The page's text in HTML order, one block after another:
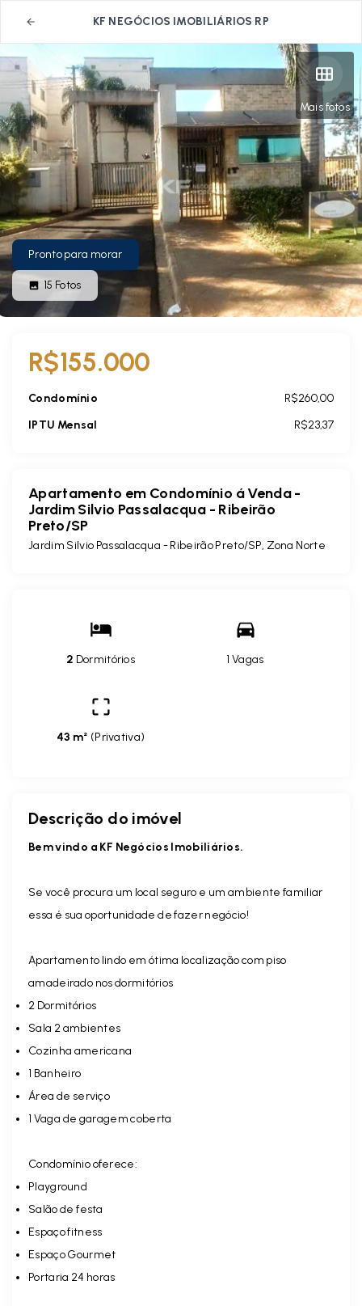
KF NEGÓCIOS IMOBILIÁRIOS RP
Mais fotos
Pronto para morar
15 Fotos
R$155.000
Condomínio
R$260,00
IPTU Mensal
R$23,37
Apartamento em Condomínio á Venda -
Jardim Silvio Passalacqua - Ribeirão
Preto/SP
Jardim Silvio Passalacqua - Ribeirão Preto/SP, Zona Norte
2 Dormitórios 1 Vagas
43 m² (Privativa)
Descrição do imóvel
Bem vindo a KF Negócios Imobiliários.
Se você procura um local seguro e um ambiente familiar
essa é sua oportunidade de fazer negócio!
Apartamento lindo em ótima localização com piso
amadeirado nos dormitórios
2 Dormitórios
Sala 2 ambientes
Cozinha americana
1 Banheiro
Área de serviço
1 Vaga de garagem coberta
Condomínio oferece:
Playground
Salão de festa
Espaço fitness
Espaço Gourmet
Portaria 24 horas